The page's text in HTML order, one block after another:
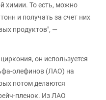
химии. То есть, можно
и получать за счет них
продуктов", —
он используется
олефинов (ЛАО) на
потом делаются
пленок. Из ЛАО